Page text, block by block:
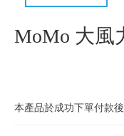
MoMo 大風
本產品於成功下單付款